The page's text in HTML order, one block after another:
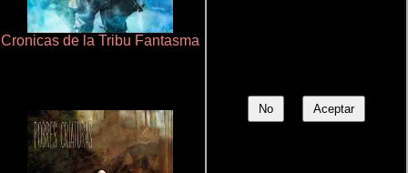
No Aceptar
Cronicas de la Tribu Fantasma